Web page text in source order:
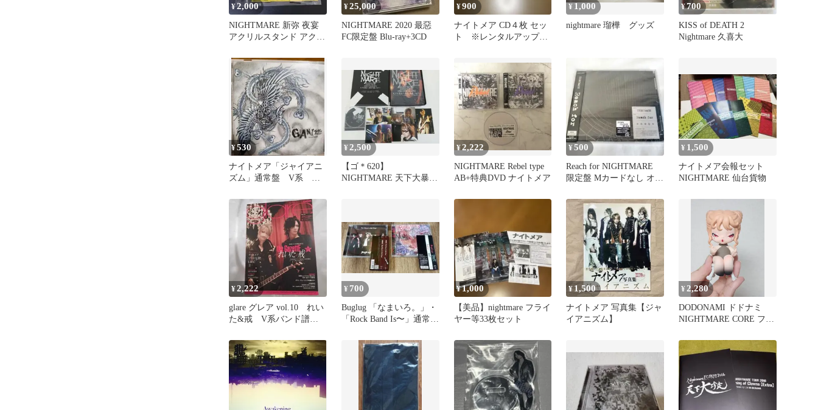
¥2,000
NIGHTMARE 新弥 夜宴
アクリルスタンド アクス
¥25,000
NIGHTMARE 2020 最惡
FC限定盤 Blu-ray+3CD
¥900
ナイトメア CD４枚 セッ
ト ※レンタルアップ品
¥ 1,000
nightmare 瑠樺 グッズ
¥700
KISS of DEATH 2
Nightmare 久喜大
¥530
ナイトメア「ジャイアニ
ズム」通常盤 V系 ヴ
ル系
¥2,500
【ゴ＊620】
NIGHTMARE 天下大暴走
¥2,222
NIGHTMARE Rebel type
AB+特典DVD ナイトメア
¥500
Reach for NIGHTMARE
限定盤 Mカードなし オフ
¥ 1,500
ナイトメア会報セット
NIGHTMARE 仙台貨物
¥2,222
glare グレア vol.10 れい
た&戒 V系バンド譜面
¥ 700
Buglug 「なまいろ。」・
「Rock Band Is〜」通常盤
¥1,000
【美品】nightmare フライ
ヤー等33枚セット
¥ 1,500
ナイトメア 写真集【ジャ
イアニズム】
¥ 2,280
DODONAMI ドドナミ
NIGHTMARE CORE フィ